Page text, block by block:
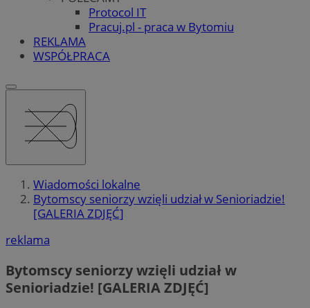
Protocol IT
Pracuj.pl - praca w Bytomiu
REKLAMA
WSPÓŁPRACA
Wiadomości lokalne
Bytomscy seniorzy wzięli udział w Senioriadzie!
[GALERIA ZDJĘĆ]
reklama
Bytomscy seniorzy wzięli udział w
Senioriadzie! [GALERIA ZDJĘĆ]